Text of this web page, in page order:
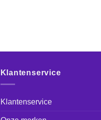
Klantenservice
Klantenservice